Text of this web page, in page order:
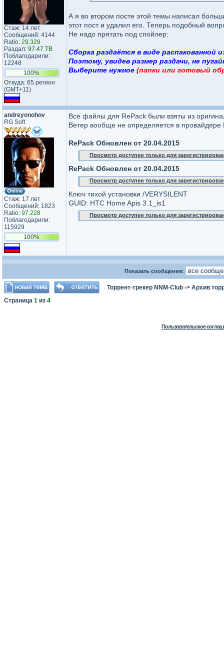
Стаж: 14 лет
Сообщений: 4144
Ratio: 29.329
Раздал: 97.47 TB
Поблагодарили:
12248
100%
Откуда: 65 регион
(GMT+11)
А я во втором посте этой темы написал
этот пост и удалил его. Теперь подобный
Не надо прятать под спойлер:
Сборка раздаётся в виде распакованной
Поэтому, увидев размер раздачи, не
Выберите нужное (папки или готовый
andreyonohov
RG Soft
Стаж: 17 лет
Сообщений: 1823
Ratio: 97.228
Поблагодарили:
115929
100%
Все файлы для RePack были взяты из
Ветер вообще не определяется в провайдере
RePack Обновлен от 20.04.2015
Просмотр доступен только для
RePack Обновлен от 20.04.2015
Просмотр доступен только для
Ключ тихой установки /VERYSILENT
GUID: HTC Home Apis 3.1_is1
Просмотр доступен только для
Показать сообщения:
Торрент-трекер NNM-Club -> Архив
Страница 1 из 4
Пользовательское